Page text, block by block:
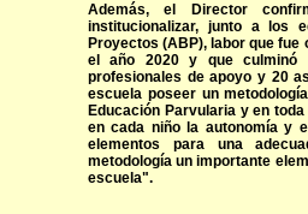
Además, el Director
institucionalizar, junto a los
Proyectos (ABP), labor que fue
el año 2020 y que culminó
profesionales de apoyo y 20
escuela poseer un
Educación Parvularia y en
en cada niño la autonomía y
elementos para una
metodología un importante
escuela".